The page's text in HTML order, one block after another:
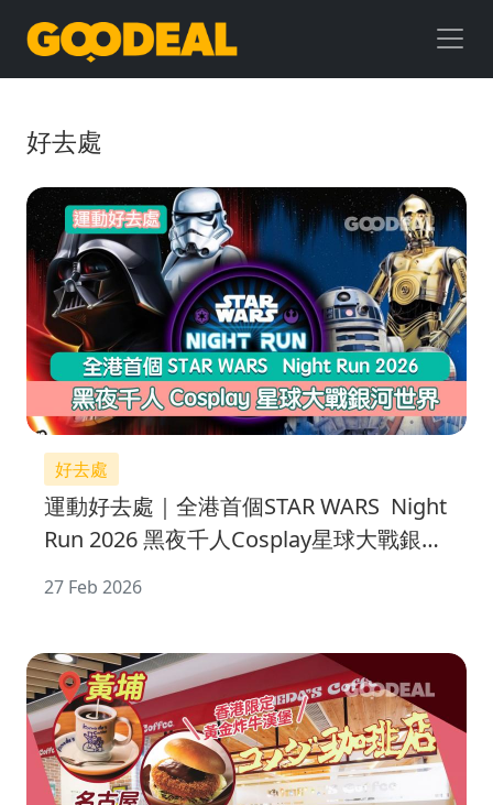
GOODEAL
早
早
鳥
好去處
好去處
運動好去處｜全港首個STAR WARS Night
Run 2026 黑夜千人Cosplay星球大戰銀河
27 Feb 2026